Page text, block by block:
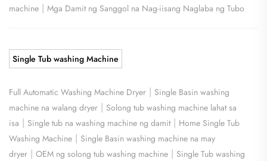
machine | Mga Damit ng Sanggol na Nag-iisang Naglaba ng Tubo
Single Tub washing Machine
Full Automatic Washing Machine Dryer | Single Basin washing
machine na walang dryer | Solong tub washing machine lahat sa
isa | Single tub na washing machine ng damit | Home Single Tub
Washing Machine | Single Basin washing machine na may
dryer | OEM ng solong tub washing machine | Single Tub washing